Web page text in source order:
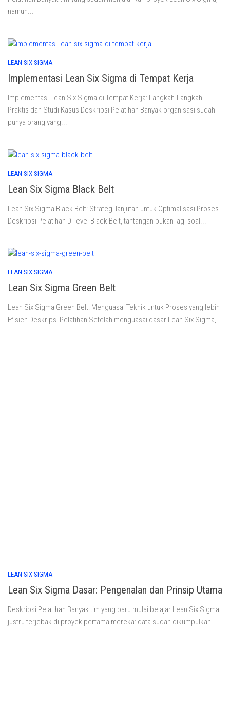
namun...
LEAN SIX SIGMA
Implementasi Lean Six Sigma di Tempat Kerja
Implementasi Lean Six Sigma di Tempat Kerja: Langkah-Langkah
Praktis dan Studi Kasus Deskripsi Pelatihan Banyak organisasi sudah
punya orang yang...
LEAN SIX SIGMA
Lean Six Sigma Black Belt
Lean Six Sigma Black Belt: Strategi lanjutan untuk Optimalisasi Proses
Deskripsi Pelatihan Di level Black Belt, tantangan bukan lagi soal...
LEAN SIX SIGMA
Lean Six Sigma Green Belt
Lean Six Sigma Green Belt: Menguasai Teknik untuk Proses yang lebih
Efisien Deskripsi Pelatihan Setelah menguasai dasar Lean Six Sigma,...
LEAN SIX SIGMA
Lean Six Sigma Dasar: Pengenalan dan Prinsip Utama
Deskripsi Pelatihan Banyak tim yang baru mulai belajar Lean Six Sigma
justru terjebak di proyek pertama mereka: data sudah dikumpulkan...